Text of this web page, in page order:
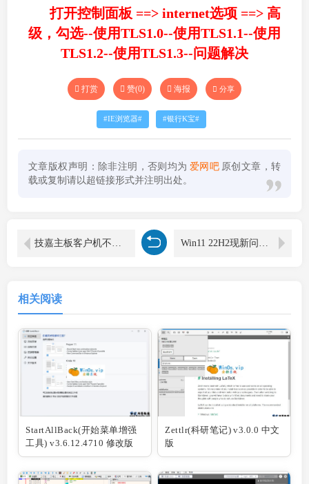
打开控制面板 ==> internet选项 ==> 高
级，勾选--使用TLS1.0--使用TLS1.1--使用
TLS1.2--使用TLS1.3--问题解决
打赏 赞(0) 海报 分享
IE浏览器 银行K宝
文章版权声明：除非注明，否则均为 爱网吧 原创文章，转
载或复制请以超链接形式并注明出处。
相关阅读
StartAllBack(开始菜单增强
工具) v3.6.12.4710 修改版
Zettlr(科研笔记) v3.0.0 中文
版